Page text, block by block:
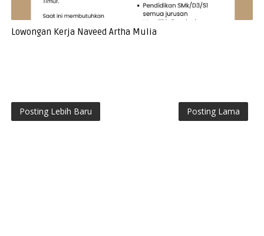
Lowongan Kerja Naveed Artha Mulia
Posting Lebih Baru Posting Lama